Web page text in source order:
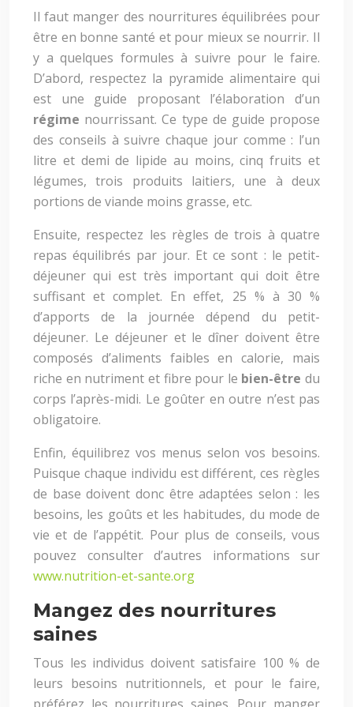
Il faut manger des nourritures équilibrées pour
être en bonne santé et pour mieux se nourrir. Il
y a quelques formules à suivre pour le faire.
D’abord, respectez la pyramide alimentaire qui
est une guide proposant l’élaboration d’un
régime nourrissant. Ce type de guide propose
des conseils à suivre chaque jour comme : l’un
litre et demi de lipide au moins, cinq fruits et
légumes, trois produits laitiers, une à deux
portions de viande moins grasse, etc.
Ensuite, respectez les règles de trois à quatre
repas équilibrés par jour. Et ce sont : le petit-
déjeuner qui est très important qui doit être
suffisant et complet. En effet, 25 % à 30 %
d’apports de la journée dépend du petit-
déjeuner. Le déjeuner et le dîner doivent être
composés d’aliments faibles en calorie, mais
riche en nutriment et fibre pour le bien-être du
corps l’après-midi. Le goûter en outre n’est pas
obligatoire.
Enfin, équilibrez vos menus selon vos besoins.
Puisque chaque individu est différent, ces règles
de base doivent donc être adaptées selon : les
besoins, les goûts et les habitudes, du mode de
vie et de l’appétit. Pour plus de conseils, vous
pouvez consulter d’autres informations sur
www.nutrition-et-sante.org
Mangez des nourritures
saines
Tous les individus doivent satisfaire 100 % de
leurs besoins nutritionnels, et pour le faire,